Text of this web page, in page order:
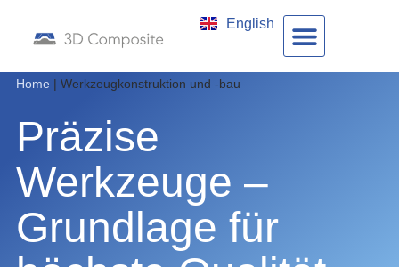
English
Home | Werkzeugkonstruktion und -bau
Präzise
Werkzeuge –
Grundlage für